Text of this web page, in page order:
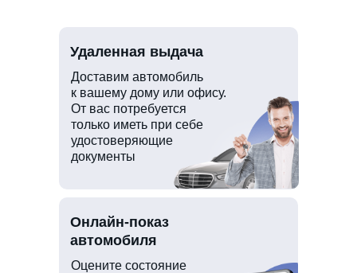
Доставим автомобиль
к вашему дому или офису.
От вас потребуется
только иметь при себе
удостоверяющие
документы
Оцените состояние
Удаленная выдача
Онлайн-показ
автомобиля